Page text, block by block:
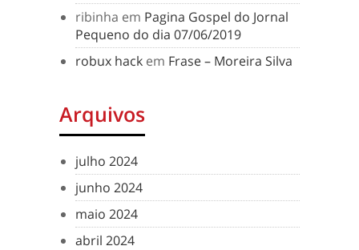
ribinha em Pagina Gospel do Jornal
Pequeno do dia 07/06/2019
robux hack em Frase – Moreira Silva
Arquivos
julho 2024
junho 2024
maio 2024
abril 2024